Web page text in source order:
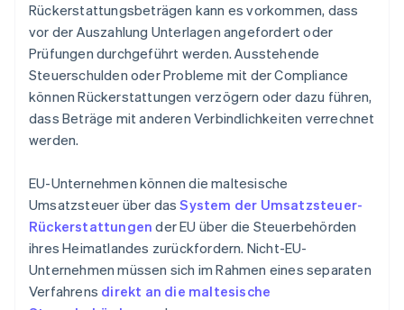
Rückerstattungsbeträgen kann es vorkommen, dass
vor der Auszahlung Unterlagen angefordert oder
Prüfungen durchgeführt werden. Ausstehende
Steuerschulden oder Probleme mit der Compliance
können Rückerstattungen verzögern oder dazu führen,
dass Beträge mit anderen Verbindlichkeiten verrechnet
werden.
EU-Unternehmen können die maltesische
Umsatzsteuer über dasSystem der Umsatzsteuer-
Rückerstattungen der EU über die Steuerbehörden
ihres Heimatlandes zurückfordern. Nicht-EU-
Unternehmen müssen sich im Rahmen eines separaten
Verfahrens direkt an die maltesische